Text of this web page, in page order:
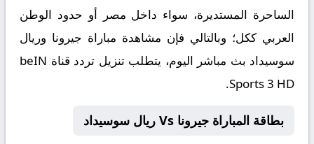
الساحرة المستديرة، سواء داخل مصر أو حدود الوطن
العربي ككل؛ وبالتالي فإن مشاهدة مباراة جيرونا وريال
سوسيداد بث مباشر اليوم، يتطلب تنزيل تردد قناة beIN
Sports 3 HD.
بطاقة المباراة جيرونا Vs ريال سوسيداد